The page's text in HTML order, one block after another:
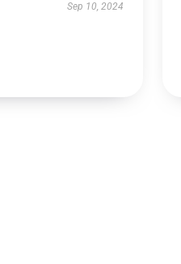
Sep 10, 2024